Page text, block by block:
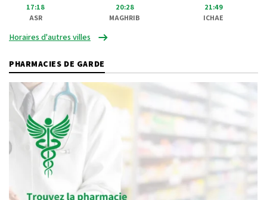
17:18
ASR
20:28
MAGHRIB
21:49
ICHAE
Horaires d'autres villes
PHARMACIES DE GARDE